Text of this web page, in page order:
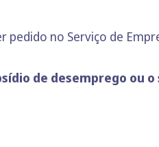
no Serviço de
de desemprego ou